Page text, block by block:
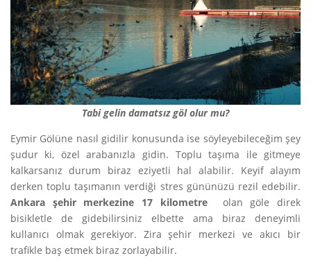
Tabi gelin damatsız göl olur mu?
Eymir Gölüne nasıl gidilir konusunda ise söyleyebileceğim şey
şudur ki, özel arabanızla gidin. Toplu taşıma ile gitmeye
kalkarsanız durum biraz eziyetli hal alabilir. Keyif alayım
derken toplu taşımanın verdiği stres gününüzü rezil edebilir.
Ankara şehir merkezine 17 kilometre olan göle direk
bisikletle de gidebilirsiniz elbette ama biraz deneyimli
kullanıcı olmak gerekiyor. Zira şehir merkezi ve akıcı bir
trafikle baş etmek biraz zorlayabilir.